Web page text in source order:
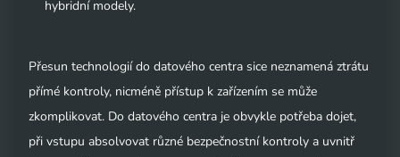
hybridní modely.
Přesun technologií do datového centra sice neznamená ztrátu
přímé kontroly, nicméně přístup k zařízením se může
zkomplikovat. Do datového centra je obvykle potřeba dojet,
při vstupu absolvovat různé bezpečnostní kontroly a uvnitř